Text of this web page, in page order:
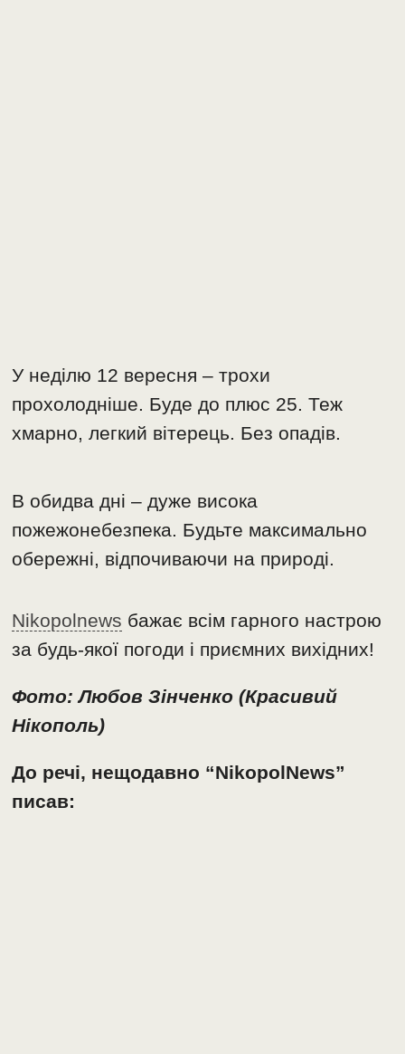
У неділю 12 вересня – трохи
прохолодніше. Буде до плюс 25. Теж
хмарно, легкий вітерець. Без опадів.
В обидва дні – дуже висока
пожежонебезпека. Будьте максимально
обережні, відпочиваючи на природі.
Nikopolnews бажає всім гарного настрою
за будь-якої погоди і приємних вихідних!
Фото: Любов Зінченко (Красивий
Нікополь)
До речі, нещодавно “NikopolNews”
писав: